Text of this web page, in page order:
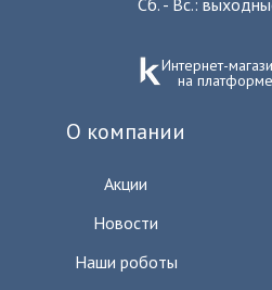
Сб. - Вс.:
Интернет-
на платформе
О компании
Акции
Новости
Наши роботы